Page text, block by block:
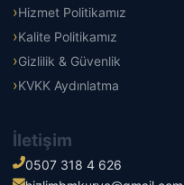
Hizmet Politikamız
Kalite Politikamız
Gizlilik & Güvenlik
KVKK Aydınlatma
İletişim
0507 318 4 626